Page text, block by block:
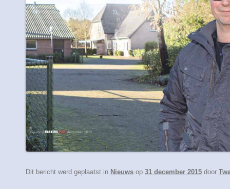
Dit bericht werd geplaatst in Nieuws op 31 december 2015 door